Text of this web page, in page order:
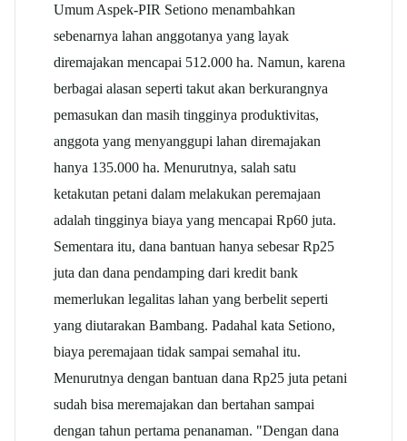
Umum Aspek-PIR Setiono menambahkan
sebenarnya lahan anggotanya yang layak
diremajakan mencapai 512.000 ha. Namun, karena
berbagai alasan seperti takut akan berkurangnya
pemasukan dan masih tingginya produktivitas,
anggota yang menyanggupi lahan diremajakan
hanya 135.000 ha. Menurutnya, salah satu
ketakutan petani dalam melakukan peremajaan
adalah tingginya biaya yang mencapai Rp60 juta.
Sementara itu, dana bantuan hanya sebesar Rp25
juta dan dana pendamping dari kredit bank
memerlukan legalitas lahan yang berbelit seperti
yang diutarakan Bambang. Padahal kata Setiono,
biaya peremajaan tidak sampai semahal itu.
Menurutnya dengan bantuan dana Rp25 juta petani
sudah bisa meremajakan dan bertahan sampai
dengan tahun pertama penanaman. "Dengan dana